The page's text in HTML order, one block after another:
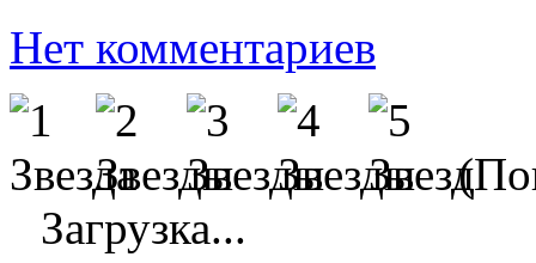
Нет комментариев
Загрузка...